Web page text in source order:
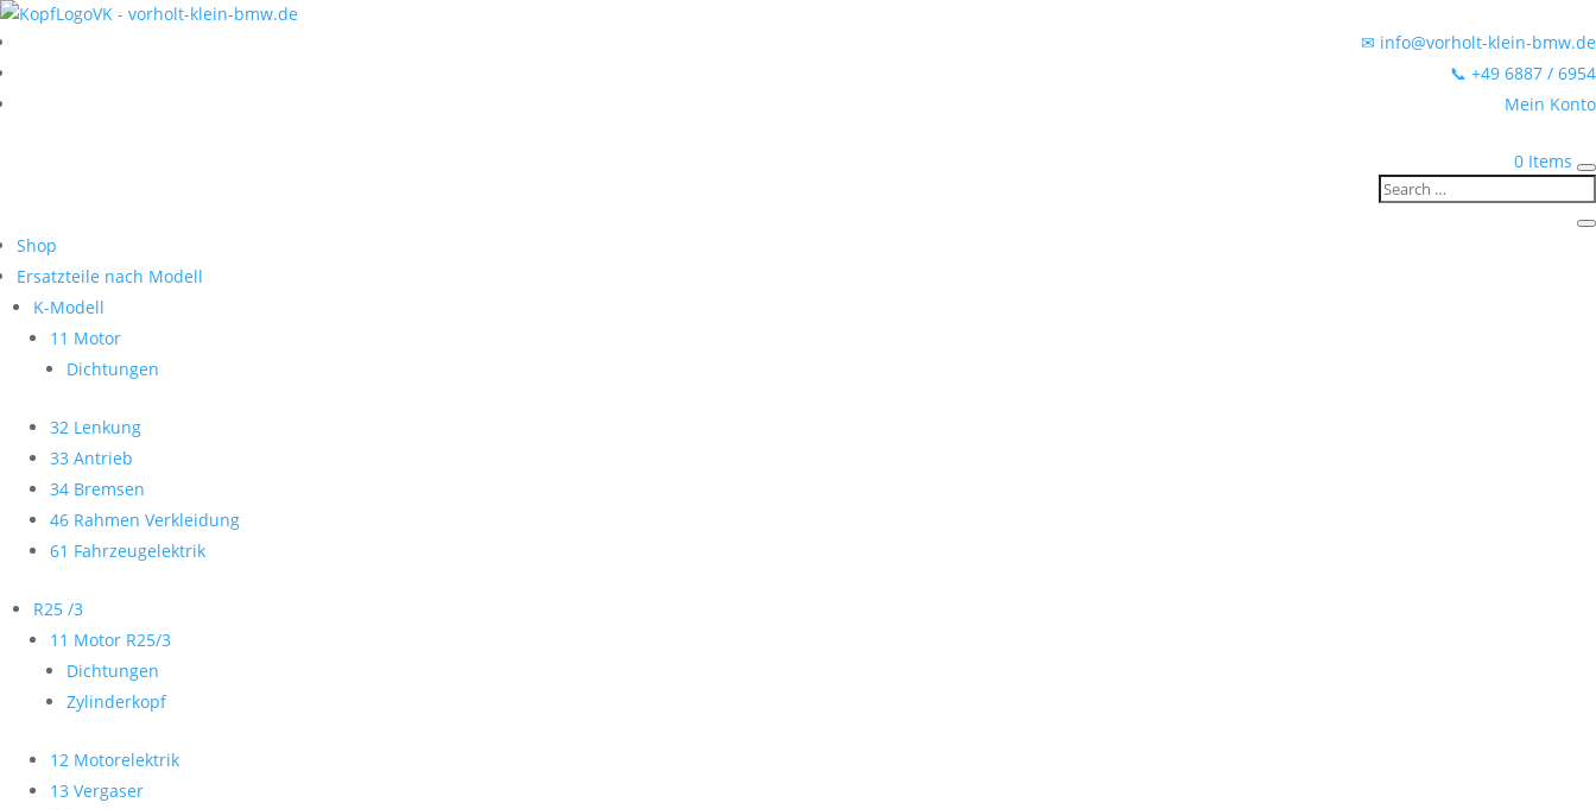
✉ info@vorholt-klein-bmw.de
📞 +49 6887 / 6954
Mein Konto
0 Items
Shop
Ersatzteile nach Modell
K-Modell
11 Motor
Dichtungen
32 Lenkung
33 Antrieb
34 Bremsen
46 Rahmen Verkleidung
61 Fahrzeugelektrik
R25 /3
11 Motor R25/3
Dichtungen
Zylinderkopf
12 Motorelektrik
13 Vergaser